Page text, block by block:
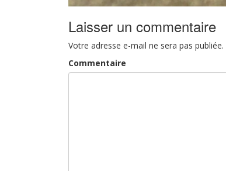
Laisser un commentaire
Votre adresse e-mail ne sera pas publiée.
Commentaire